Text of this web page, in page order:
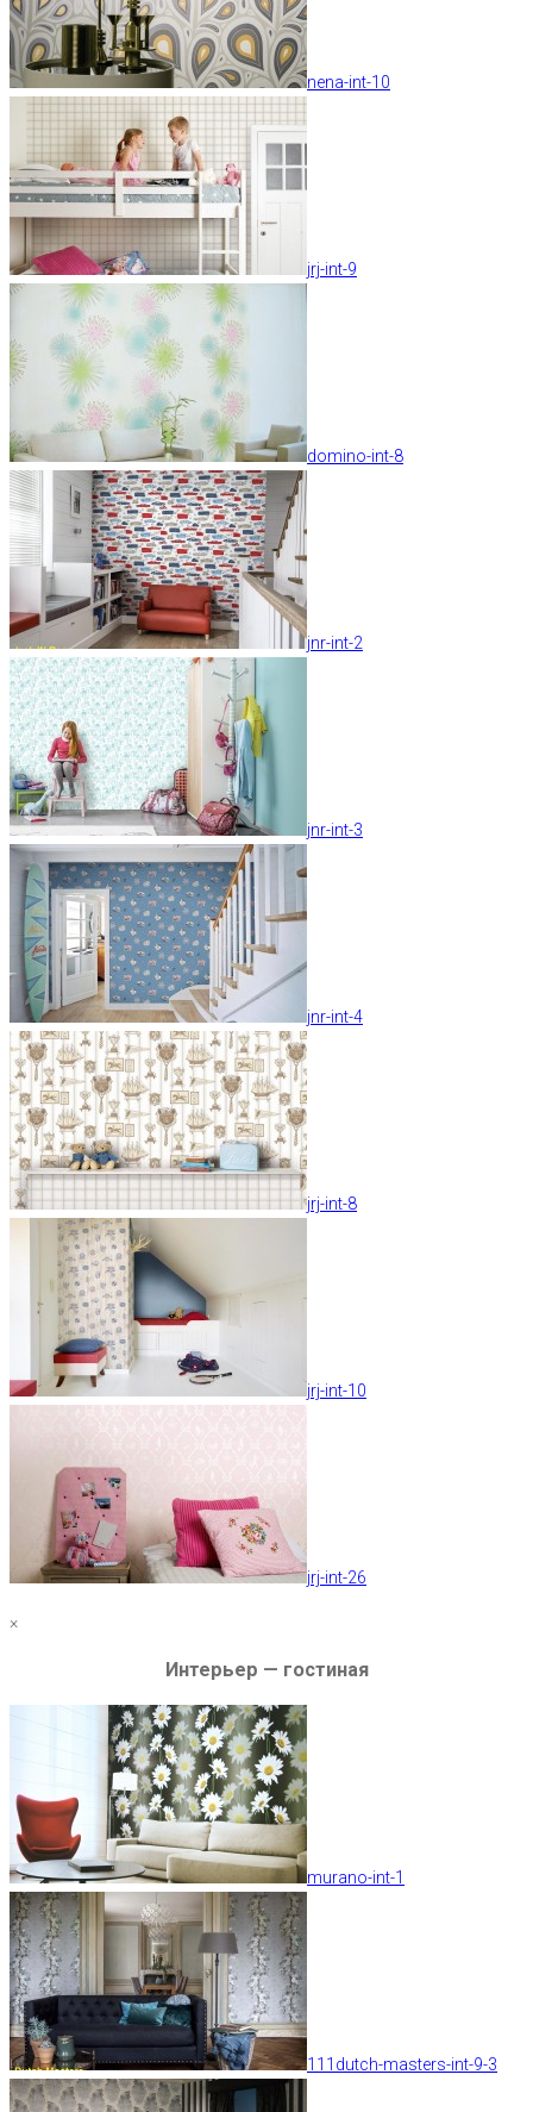
nena-int-10
jrj-int-9
domino-int-8
jnr-int-2
jnr-int-3
jnr-int-4
jrj-int-8
jrj-int-10
jrj-int-26
×
Интерьер — гостиная
murano-int-1
111dutch-masters-int-9-3